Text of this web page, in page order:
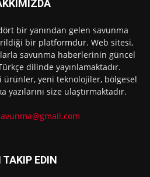
bir yanından gelen savunma
bir platformdur. Web sitesi,
savunma haberlerinin güncel
dilinde yayınlamaktadır.
ürünler, yeni teknolojiler, bölgesel
yazılarını size ulaştırmaktadır.
TAKIP EDIN